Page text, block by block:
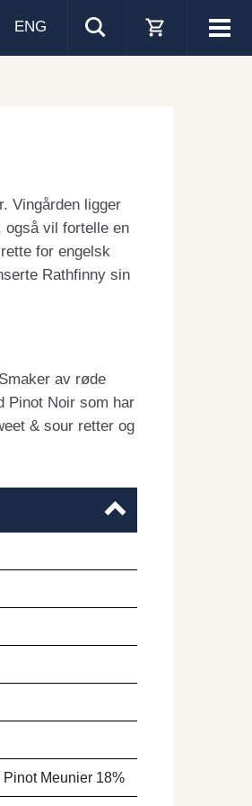
Visa
ENG
Vingården ligger
vil fortelle en
for engelsk
Rathfinny sin
av røde
Pinot Noir som har
& sour retter og
Meunier 18%